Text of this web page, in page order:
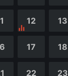
12 13
17 18
22 23